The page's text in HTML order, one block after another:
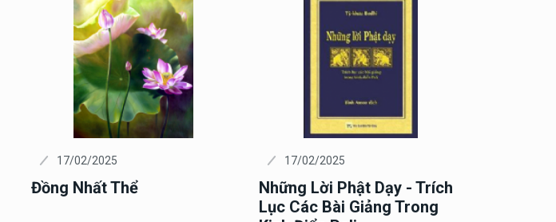
17/02/2025
Đồng Nhất Thể
17/02/2025
Những Lời Phật Dạy - Trích
Lục Các Bài Giảng Trong